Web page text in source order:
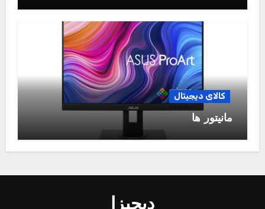
کالای دیجیتال
مانیتور ها
دیجیزا